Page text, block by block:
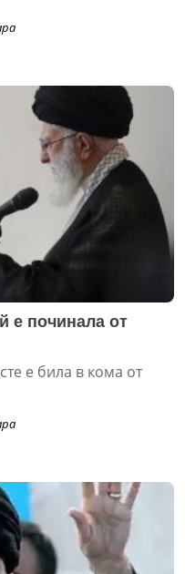
е починала от
е била в кома от